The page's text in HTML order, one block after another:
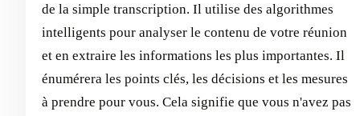
de la simple transcription. Il utilise des algorithmes
intelligents pour analyser le contenu de votre réunion
et en extraire les informations les plus importantes. Il
énumérera les points clés, les décisions et les mesures
à prendre pour vous. Cela signifie que vous n'avez pas